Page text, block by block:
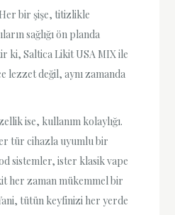
bir şişe, titizlikle
sağlığı ön planda
ki, Saltica Likit USA MIX ile
lezzet değil, aynı zamanda
ise, kullanım kolaylığı.
tür cihazla uyumlu bir
sistemler, ister klasik vape
her zaman mükemmel bir
tütün keyfinizi her yerde